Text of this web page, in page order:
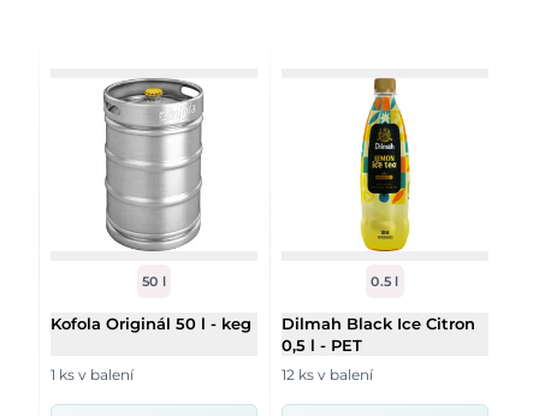
50 l
Kofola Originál 50 l - keg
1 ks v balení
0.5 l
Dilmah Black Ice Citron
0,5 l - PET
12 ks v balení